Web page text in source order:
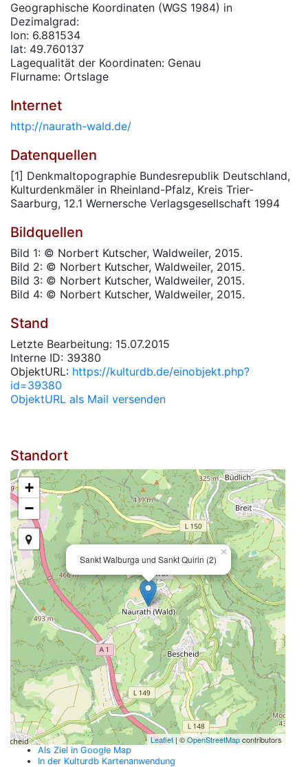
Geographische Koordinaten (WGS 1984) in
Dezimalgrad:
lon: 6.881534
lat: 49.760137
Lagequalität der Koordinaten: Genau
Flurname: Ortslage
Internet
http://naurath-wald.de/
Datenquellen
[1] Denkmaltopographie Bundesrepublik Deutschland,
Kulturdenkmäler in Rheinland-Pfalz, Kreis Trier-
Saarburg, 12.1 Wernersche Verlagsgesellschaft 1994
Bildquellen
Bild 1: © Norbert Kutscher, Waldweiler, 2015.
Bild 2: © Norbert Kutscher, Waldweiler, 2015.
Bild 3: © Norbert Kutscher, Waldweiler, 2015.
Bild 4: © Norbert Kutscher, Waldweiler, 2015.
Stand
Letzte Bearbeitung: 15.07.2015
Interne ID: 39380
ObjektURL: https://kulturdb.de/einobjekt.php?
id=39380
ObjektURL als Mail versenden
Standort
Sankt Walburga und Sankt Quirin (2)
×
+
−
Leaflet | ©OpenStreetMapcontributors
Als Ziel in Google Map
In der Kulturdb Kartenanwendung